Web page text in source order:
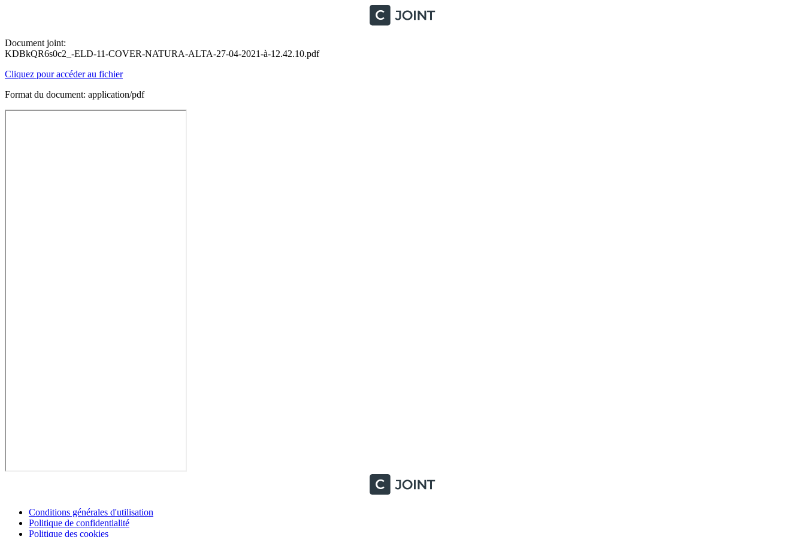
Document joint:
KDBkQR6s0c2_-ELD-11-COVER-NATURA-ALTA-27-04-2021-à-12.42.10.pdf
Cliquez pour accéder au fichier
Format du document: application/pdf
Conditions générales d'utilisation
Politique de confidentialité
Politique des cookies